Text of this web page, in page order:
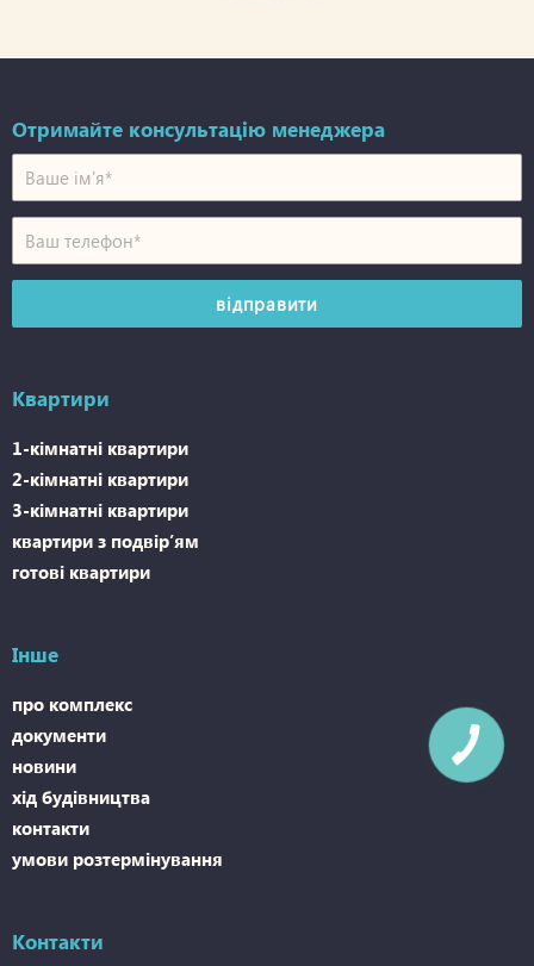
Отримайте консультацію менеджера
Квартири
1-кімнатні квартири
2-кімнатні квартири
3-кімнатні квартири
квартири з подвір’ям
готові квартири
Інше
про комплекс
документи
новини
хід будівництва
контакти
умови розтермінування
Контакти